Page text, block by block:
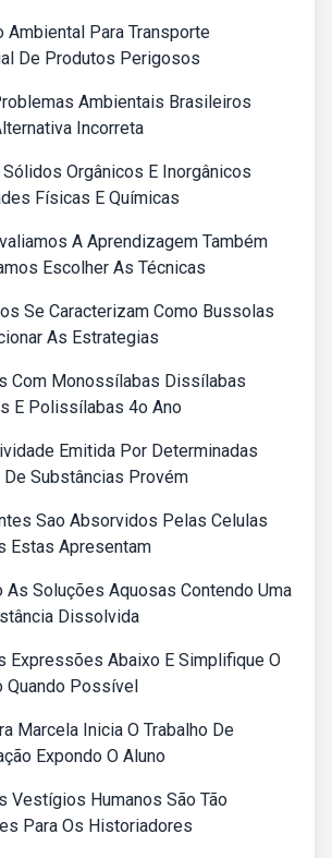
Ambiental Para Transporte
De Produtos Perigosos
Ambientais Brasileiros
Incorreta
Orgânicos E Inorgânicos
Físicas E Químicas
A Aprendizagem Também
Escolher As Técnicas
Se Caracterizam Como Bussolas
As Estrategias
Com Monossílabas Dissílabas
E Polissílabas 4o Ano
Emitida Por Determinadas
Substâncias Provém
Sao Absorvidos Pelas Celulas
Estas Apresentam
As Soluções Aquosas Contendo Uma
Dissolvida
Expressões Abaixo E Simplifique O
Quando Possível
Marcela Inicia O Trabalho De
Expondo O Aluno
Vestígios Humanos São Tão
Para Os Historiadores